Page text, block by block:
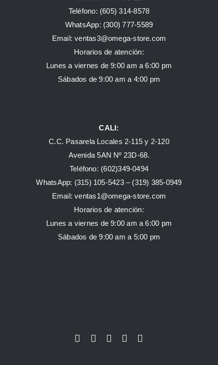
Teléfono: (605) 314-8578
WhatsApp: (300) 777-5589
Email: ventas3@omega-store.com
Horarios de atención:
Lunes a viernes de 9:00 am a 6:00 pm
Sábados de 9:00 am a 4:00 pm
CALI:
C.C. Pasarela Locales 2-115 y 2-120
Avenida 5AN Nº 23D-68.
Teléfono: (602)349-0494
WhatsApp: (315) 105-5423 – (319) 385-0949
Email:ventas1@omega-store.com
Horarios de atención:
Lunes a viernes de 9:00 am a 6:00 pm
Sábados de 9:00 am a 5:00 pm